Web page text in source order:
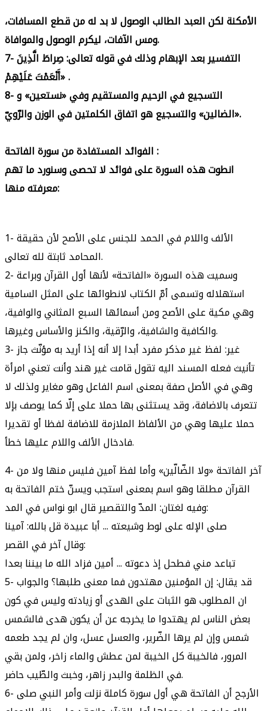
الأمكنة لكن العبد الطالب الوصول لا بد له من قطع المسافات،
ومس الآفات، ليكرم الوصول والموافاة.
7- التفسير بعد الإبهام وذلك في قوله تعالى: صِراطَ الَّذِينَ
أَنْعَمْتَ عَلَيْهِمْ» .
8- التسجيع في الرحيم والمستقيم وفي «نستعين» و
«الضالين» والتسجيع هو اتفاق الكلمتين في الوزن والرّويّ.
الفوائد المستفادة من سورة الفاتحة :
انطوت هذه السورة على فوائد لا تحصى وسنورد ما تهم
معرفته منها:
1- الألف واللام في الحمد للجنس على الأصح لأن حقيقة
المحامد ثابتة لله تعالى.
2- وسميت هذه السورة «الفاتحة» لأنها أول القرآن وبراعة
استهلاله وتسمى أمّ الكتاب لانطوائها على المثل السامية
وهي مكية على الأصح ومن أسمائها السبع المثاني والوافية،
والكافية والشافية، والرّقية، والكنز والأساس وغيرها.
3- غير: لفظ غير مذكر مفرد أبدا إلا أنه إذا أريد به مؤنّث جاز
تأنيث فعله المسند اليه تقول قامت غير هند وأنت تعني امرأة
وهي في الأصل صفة بمعنى اسم الفاعل وهو مغاير ولذلك لا
تتعرف بالاضافة، وقد يستثنى بها حملا على إلّا كما يوصف بإلا
حملا عليها وهي من الألفاظ الملازمة للاضافة لفظا أو تقديرا
فادخال الألف واللام عليها خطأ.
4- آخر الفاتحة «ولا الضّالّين» وأما لفظ آمين فليس منها ولا من
القرآن مطلقا وهو اسم بمعنى استجب ويسنّ ختم الفاتحة به
وفيه لغتان: المدّ والتقصير قال ابو نواس في المد:
صلى الإله على لوط وشيعته ... أبا عبيدة قل بالله: آمينا
وقال آخر في القصر:
تباعد مني فطحل إذ دعوته ... أمين فزاد الله ما بيننا بعدا
5- قد يقال: إن المؤمنين مهتدون فما معنى طلبها؟ والجواب
ان المطلوب هو الثبات على الهدى أو زيادته وليس في كون
بعض الناس لم يهتدوا ما يخرجه عن أن يكون هدى فالشمس
شمس وإن لم يرها الضّرير، والعسل عسل، وان لم يجد طعمه
المرور، فالخيبة كل الخيبة لمن عطش والماء زاخر، ولمن بقي
في الظلمة والبدر زاهر، وخبث والطّيب حاضر.
6- الأرجح أن الفاتحة هي أول سورة كاملة نزلت وأمر النبي صلى